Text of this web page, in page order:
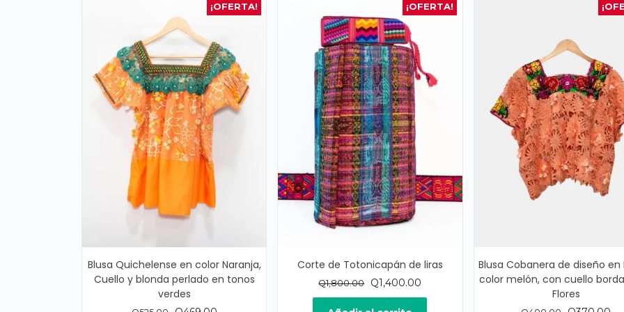
¡OFERTA!
Blusa Quichelense en color Naranja,
Cuello y blonda perlado en tonos
verdes
¡OFERTA!
Corte de Totonicapán de liras
Q1,800.00
El
precio
Q1,400.00
precio
Blusa Cobanera de diseño en
color melón, con cuello
Flores